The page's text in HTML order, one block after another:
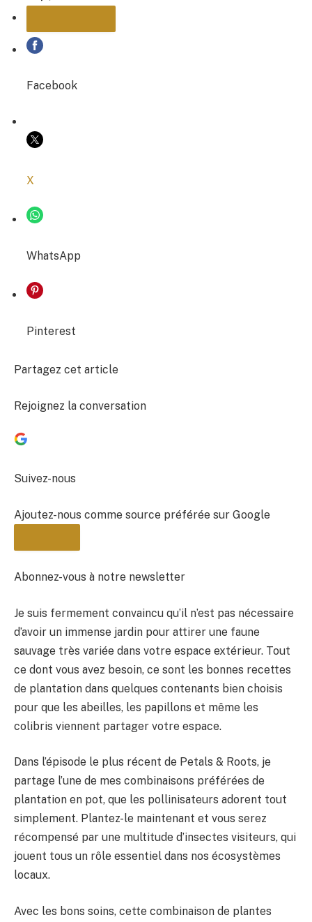
PARTAGER
COPIER LE LIEN
Facebook
X
WhatsApp
Pinterest
Partagez cet article
Rejoignez la conversation
Suivez-nous
Ajoutez-nous comme source préférée sur Google
BULLETIN
Abonnez-vous à notre newsletter
Je suis fermement convaincu qu’il n’est pas nécessaire
d’avoir un immense jardin pour attirer une faune
sauvage très variée dans votre espace extérieur. Tout
ce dont vous avez besoin, ce sont les bonnes recettes
de plantation dans quelques contenants bien choisis
pour que les abeilles, les papillons et même les
colibris viennent partager votre espace.
Dans l’épisode le plus récent de Petals & Roots, je
partage l’une de mes combinaisons préférées de
plantation en pot, que les pollinisateurs adorent tout
simplement. Plantez-le maintenant et vous serez
récompensé par une multitude d’insectes visiteurs, qui
jouent tous un rôle essentiel dans nos écosystèmes
locaux.
Avec les bons soins, cette combinaison de plantes